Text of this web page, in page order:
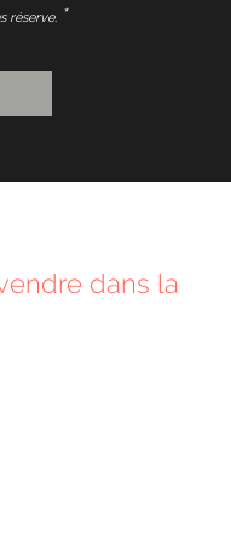
réserve.
dans la